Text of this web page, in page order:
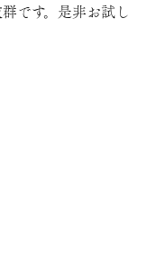
です。是非お試し